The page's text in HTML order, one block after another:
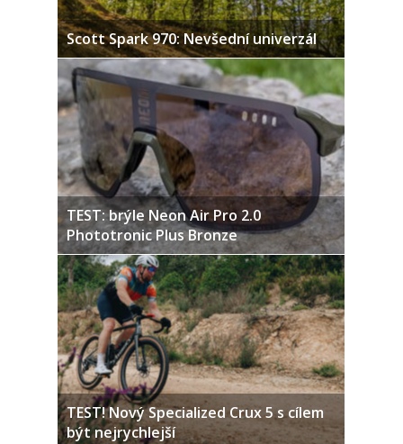
Scott Spark 970: Nevšední univerzál
TEST: brýle Neon Air Pro 2.0
Phototronic Plus Bronze
TEST! Nový Specialized Crux 5 s cílem
být nejrychlejší